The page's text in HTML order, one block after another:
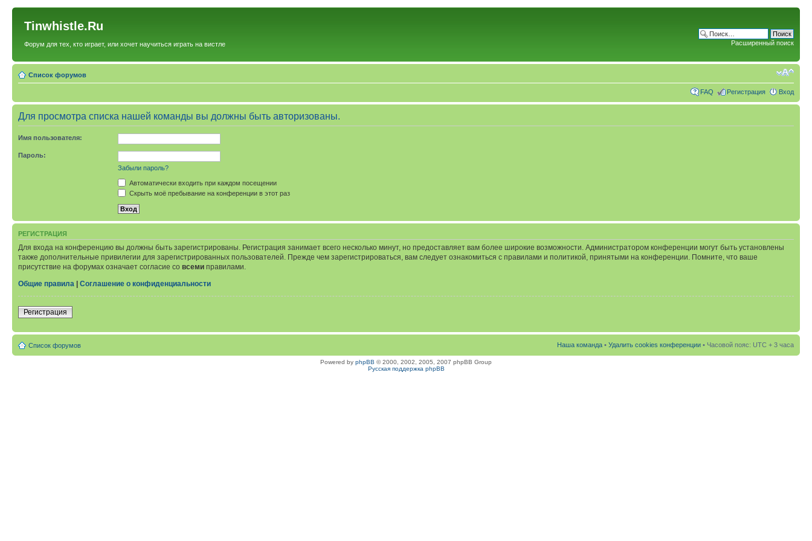
Tinwhistle.Ru
Форум для тех, кто играет, или хочет научиться играть на вистле Расширенный поиск
Список форумов
FAQ Регистрация Вход
Для просмотра списка нашей команды вы должны быть авторизованы.
Имя пользователя:
Пароль:
Забыли пароль?
Автоматически входить при каждом посещении
Скрыть моё пребывание на конференции в этот раз
РЕГИСТРАЦИЯ
Для входа на конференцию вы должны быть зарегистрированы. Регистрация занимает всего несколько минут, но предоставляет вам более широкие возможности. Администратором конференции могут быть установлены
также дополнительные привилегии для зарегистрированных пользователей. Прежде чем зарегистрироваться, вам следует ознакомиться с правилами и политикой, принятыми на конференции. Помните, что ваше
присутствие на форумах означает согласие со всеми правилами.
Общие правила
Соглашение о конфиденциальности
Регистрация
Список форумов Наша команда • Удалить cookies конференции • Часовой пояс: UTC + 3 часа
Powered by phpBB © 2000, 2002, 2005, 2007 phpBB Group
Русская поддержка phpBB